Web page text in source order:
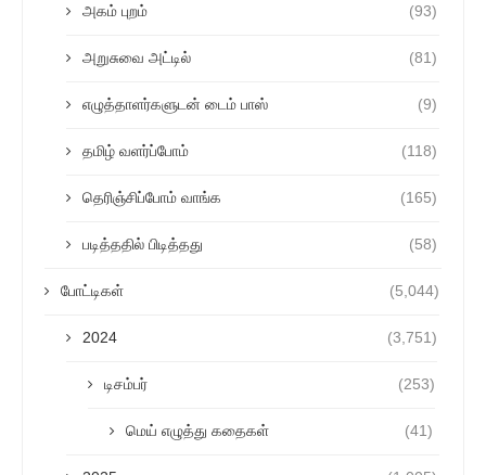
அகம் புறம் (93)
அறுசுவை அட்டில் (81)
எழுத்தாளர்களுடன் டைம் பாஸ் (9)
தமிழ் வளர்ப்போம் (118)
தெரிஞ்சிப்போம் வாங்க (165)
படித்ததில் பிடித்தது (58)
போட்டிகள் (5,044)
2024 (3,751)
டிசம்பர் (253)
மெய் எழுத்து கதைகள் (41)